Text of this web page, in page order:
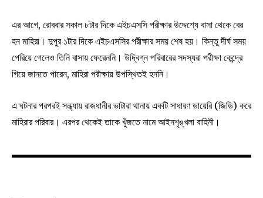
এর আগে, রোববার সকাল ৮টার দিকে এইচএসসি পরীক্ষার উদ্দেশ্যে বাসা থেকে বের
হন মাহিরা। দুপুর ১টার দিকে এইচএসসির পরীক্ষার সময় শেষ হয়। কিন্তু দীর্ঘ সময়
পেরিয়ে গেলেও তিনি বাসায় ফেরেননি। উদ্বিগ্ন পরিবারের সদস্যরা পরীক্ষা কেন্দ্রে
গিয়ে জানতে পারেন, মাহিরা পরীক্ষায় উপস্থিতই হননি।
এ ঘটনার পরপরই সন্ধ্যায় রাজধানীর ভাটারা থানায় একটি সাধারণ ডায়েরি (জিডি) করে
মাহিরার পরিবার। এরপর থেকেই তাকে খুঁজতে নামে আইনশৃঙ্খলা বাহিনী।